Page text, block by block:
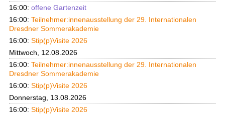
16:00: offene Gartenzeit
16:00: Teilnehmer:innenausstellung der 29. Internationalen
Dresdner Sommerakademie
16:00: Stip(p)Visite 2026
Mittwoch, 12.08.2026
16:00: Teilnehmer:innenausstellung der 29. Internationalen
Dresdner Sommerakademie
16:00: Stip(p)Visite 2026
Donnerstag, 13.08.2026
16:00: Stip(p)Visite 2026